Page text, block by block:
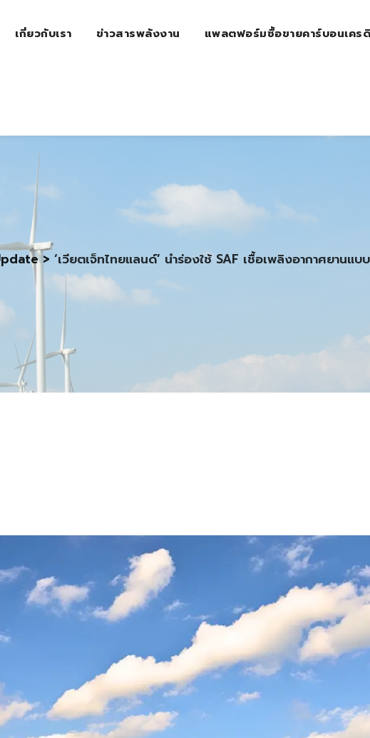
เกี่ยวกับเรา ข่าวสารพลังงาน แพลตฟอร์มซื้อขายคาร์บอนเคร
> ‘เวียตเจ็ทไทยแลนด์’ นำร่องใช้ SAF เชื้อเพลิงอากาศยานแ